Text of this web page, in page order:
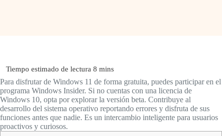
Para disfrutar de Windows 11 de forma gratuita, puedes participar en el
programa Windows Insider. Si no cuentas con una licencia de
Windows 10, opta por explorar la versión beta. Contribuye al
desarrollo del sistema operativo reportando errores y disfruta de sus
funciones antes que nadie. Es un intercambio inteligente para usuarios
proactivos y curiosos.